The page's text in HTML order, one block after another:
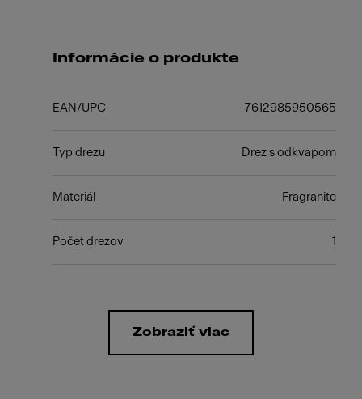
Informácie o produkte
EAN/UPC 7612985950565
Typ drezu Drez s odkvapom
Materiál Fragranite
Počet drezov 1
Zobraziť viac